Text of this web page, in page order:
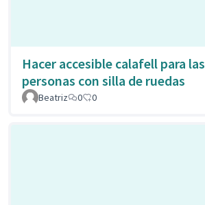
Hacer accesible calafell para las
personas con silla de ruedas
Beatriz 0 0